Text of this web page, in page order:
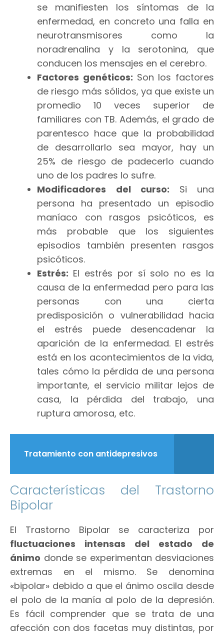
se manifiesten los síntomas de la
enfermedad, en concreto una falla en
neurotransmisores como la
noradrenalina y la serotonina, que
conducen los mensajes en el cerebro.
Factores genéticos: Son los factores
de riesgo más sólidos, ya que existe un
promedio 10 veces superior de
familiares con TB. Además, el grado de
parentesco hace que la probabilidad
de desarrollarlo sea mayor, hay un
25% de riesgo de padecerlo cuando
uno de los padres lo sufre.
Modificadores del curso: Si una
persona ha presentado un episodio
maníaco con rasgos psicóticos, es
más probable que los siguientes
episodios también presenten rasgos
psicóticos.
Estrés: El estrés por sí solo no es la
causa de la enfermedad pero para las
personas con una cierta
predisposición o vulnerabilidad hacia
el estrés puede desencadenar la
aparición de la enfermedad. El estrés
está en los acontecimientos de la vida,
tales cómo la pérdida de una persona
importante, el servicio militar lejos de
casa, la pérdida del trabajo, una
ruptura amorosa, etc.
Tratamiento con antidepresivos
Características del Trastorno
Bipolar
El Trastorno Bipolar se caracteriza por
fluctuaciones intensas del estado de
ánimo donde se experimentan desviaciones
extremas en el mismo. Se denomina
«bipolar» debido a que el ánimo oscila desde
el polo de la manía al polo de la depresión.
Es fácil comprender que se trata de una
afección con dos facetas muy distintas, por